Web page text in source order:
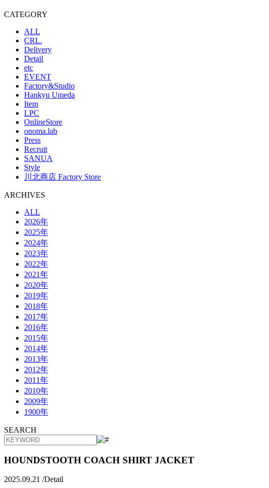
CATEGORY
ALL
CRL.
Delivery
Detail
etc
EVENT
Factory&Studio
Hankyu Umeda
Item
LPC
OnlineStore
onoma.lab
Press
Recruit
SANUA
Style
川北商店 Factory Store
ARCHIVES
ALL
2026年
2025年
2024年
2023年
2022年
2021年
2020年
2019年
2018年
2017年
2016年
2015年
2014年
2013年
2012年
2011年
2010年
2009年
1900年
SEARCH
HOUNDSTOOTH COACH SHIRT JACKET
2025.09.21 /Detail